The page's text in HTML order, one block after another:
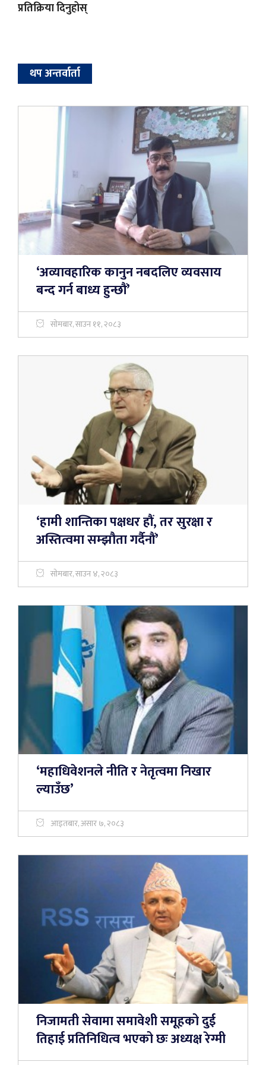
प्रतिक्रिया दिनुहोस्
थप अन्तर्वार्ता
‘अव्यावहारिक कानुन नबदलिए व्यवसाय
बन्द गर्न बाध्य हुन्छौं’
सोमबार, साउन ११, २०८३
‘हामी शान्तिका पक्षधर हौं, तर सुरक्षा र
अस्तित्वमा सम्झौता गर्दैनौं’
सोमबार, साउन ४, २०८३
‘महाधिवेशनले नीति र नेतृत्वमा निखार
ल्याउँछ’
आइतबार, असार ७, २०८३
निजामती सेवामा समावेशी समूहको दुई
तिहाई प्रतिनिधित्व भएको छः अध्यक्ष रेग्मी